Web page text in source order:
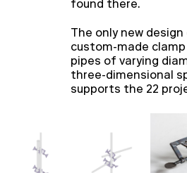
found there.
The only new
custom-made
pipes of varying
three-dimensional
supports the 22